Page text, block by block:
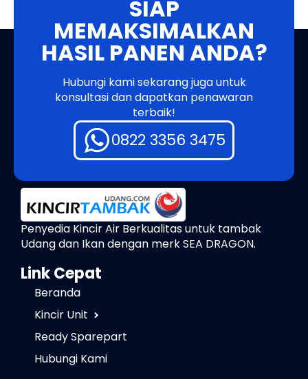
SIAP
MEMAKSIMALKAN
HASIL PANEN ANDA?
Hubungi kami sekarang juga untuk
konsultasi dan dapatkan penawaran
terbaik!
0822 3356 3475
Penyedia Kincir Air Berkualitas untuk tambak
Udang dan Ikan dengan merk SEA DRAGON.
Link Cepat
Beranda
Kincir Unit
Ready Sparepart
Hubungi Kami